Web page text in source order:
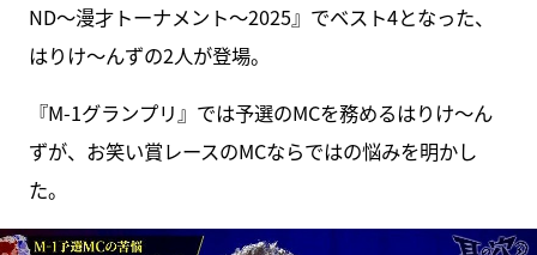
ND～漫才トーナメント～2025』でベスト4となった、
はりけ～んずの2人が登場。
『M-1グランプリ』では予選のMCを務めるはりけ～ん
ずが、お笑い賞レースのMCならではの悩みを明かし
た。